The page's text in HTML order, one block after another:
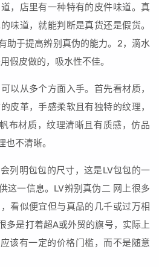
，店里有一种特有的皮件味道。真
味道，就能判断是真货还是假货。
助于提高辨别真伪的能力。2，滴水
假皮做的，吸水性不佳。
以从多个方面入手。首先看材质，
皮革，手感柔软且有独特的纹理，
布材质，纹理清晰且有质感，仿品
不清晰。
列明包包的尺寸，这是LV包包的一
这一信息。LV辨别真伪二 网上很多
看似便宜但与真品的几千或过万相
多是打着超A或外贸的旗号，实际上
该有一定的价格门槛，而不是随意